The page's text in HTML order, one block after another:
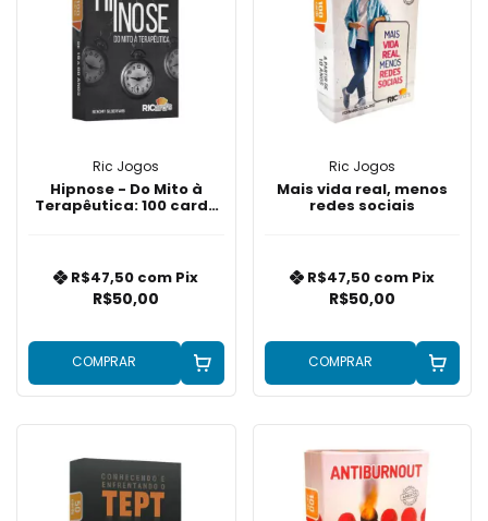
Ric Jogos
Hipnose - Do Mito à
Terapêutica: 100 cards
R$50,00
R$47,50 com Pix
COMPRAR
Ric Jogos
Mais vida real, menos
redes sociais
R$50,00
R$47,50 com Pix
COMPRAR